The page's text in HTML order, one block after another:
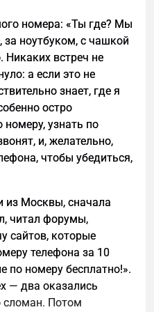
демотивированные
продаж. Как так
ключевые ошибки.
номера: «Ты где? Мы
ноутбуком, с чашкой
Никаких встреч не
а если это не
знает, где я
остро
номеру, узнать по
и, желательно,
чтобы убедиться,
из Москвы, сначала
читал форумы,
сайтов, которые
телефона за 10
по номеру бесплатно!».
— два оказались
сломан. Потом